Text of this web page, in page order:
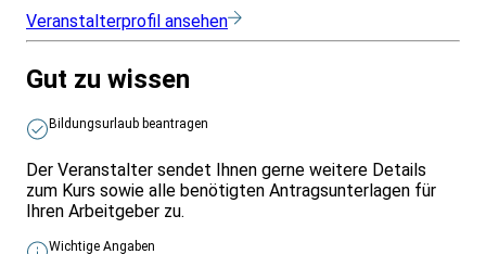
Veranstalterprofil ansehen
Gut zu wissen
Bildungsurlaub beantragen
Der Veranstalter sendet Ihnen gerne weitere Details
zum Kurs sowie alle benötigten Antragsunterlagen für
Ihren Arbeitgeber zu.
Wichtige Angaben